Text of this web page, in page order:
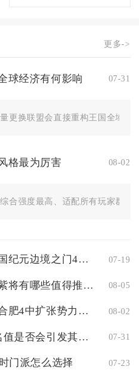
更多->
球经济有何影响 07-31
更换联盟会直接重构王国全域资
格最为厉害 08-02
合强度最高、适配所有玩家群体
如何快速通过王国纪元边境之门41关 07-19
少年三国志中的紫将有哪些值得推荐的群雄 08-05
如何在攻城掠地合肥4中扩张势力的影响力 08-02
金庸群侠传5恶名值是否会引发其他故事线 07-31
门派怎么选择 07-23